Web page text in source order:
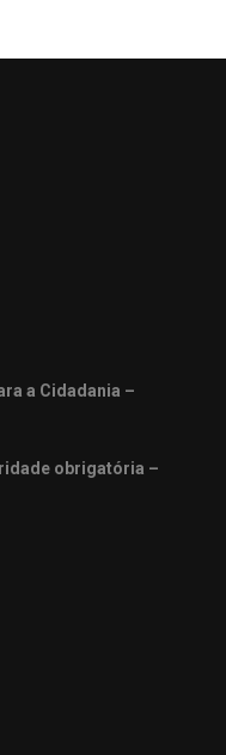
a Cidadania –
obrigatória –